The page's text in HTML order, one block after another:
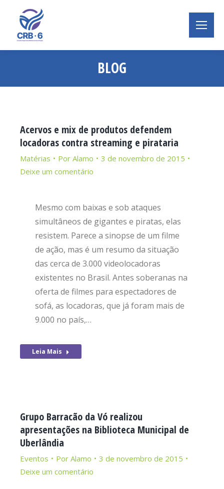
BLOG
Você está aqui:
Acervos e mix de produtos defendem
locadoras contra streaming e pirataria
Matérias Por Alamo
3 de novembro de 2015
Deixe um comentário
Mesmo com baixas e sob ataques
simultâneos de gigantes e piratas, elas
resistem. Parece a sinopse de um filme
de ação, mas é um resumo da situação
das cerca de 3.000 videolocadoras
existentes no Brasil. Antes soberanas na
oferta de filmes para espectadores de
sofá, as locadoras, que já foram mais de
9.000 no país,…
Leia Mais
Grupo Barracão da Vó realizou
apresentações na Biblioteca Municipal de
Uberlândia
Eventos Por Alamo
3 de novembro de 2015
Deixe um comentário